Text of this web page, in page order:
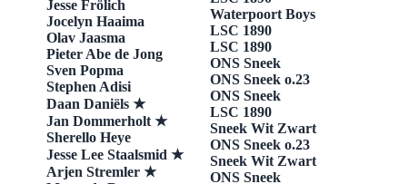
Jesse Frölich
Jocelyn Haaima
Olav Jaasma
Pieter Abe de Jong
Sven Popma
Stephen Adisi
​​​Daan Daniëls ★
Jan Dommerholt ★
​Sherello Heye
Jesse Lee Staalsmid ★
Arjen Stremler ★
Waterpoort Boys
​LSC 1890
​LSC 1890
​ONS Sneek
​ONS Sneek o.23
ONS Sneek
​LSC 1890
Sneek Wit Zwart
ONS Sneek o.23
​Sneek Wit Zwart
ONS Sneek